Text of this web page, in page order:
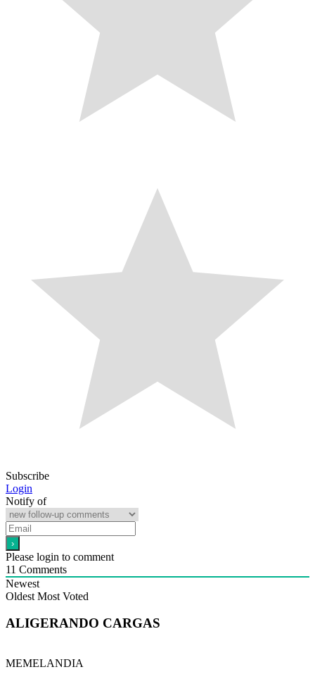
Subscribe
Login
Notify of
Please login to comment
11 Comments
Newest
Oldest Most Voted
ALIGERANDO CARGAS
MEMELANDIA